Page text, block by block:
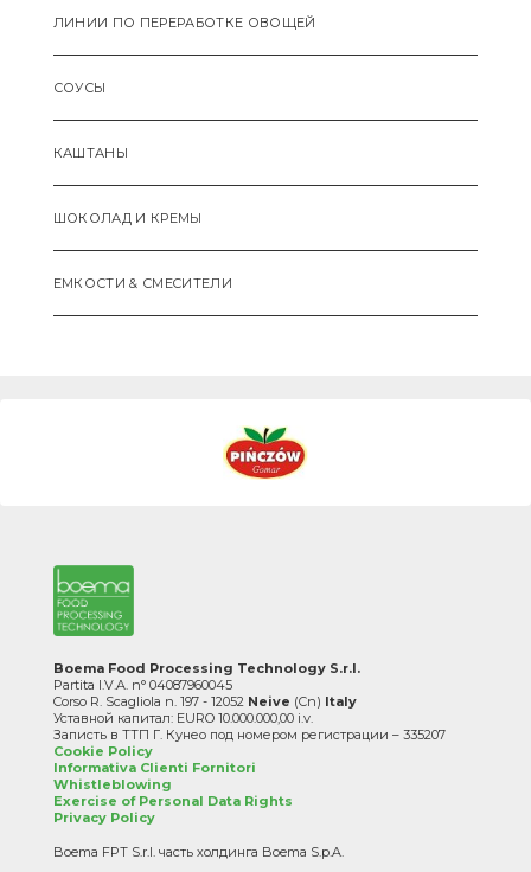
ЛИНИИ ПО ПЕРЕРАБОТКЕ ОВОЩЕЙ
СОУСЫ
КАШТАНЫ
ШОКОЛАД И КРЕМЫ
ЕМКОСТИ & СМЕCИТЕЛИ
Boema Food Processing Technology S.r.l.
Partita I.V.A. n° 04087960045
Corso R. Scagliola n. 197 - 12052 Neive (Cn) Italy
Уставной капитал: EURO 10.000.000,00 i.v.
Записть в ТТП Г. Кунео под номером регистрации – 335207
Cookie Policy
Informativa Clienti Fornitori
Whistleblowing
Exercise of Personal Data Rights
Privacy Policy
Boema FPT S.r.l. часть холдинга Boema S.p.A.